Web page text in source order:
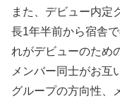
また、デビュー内定
長1年半前から宿舎
れがデビューのため
メンバー同士がお互
グループの方向性、